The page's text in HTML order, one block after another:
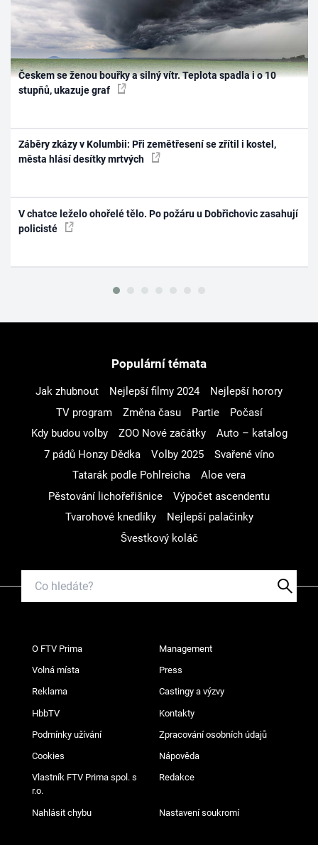
Českem se ženou bouřky a silný vítr. Teplota spadla i o 10
stupňů, ukazuje graf
Záběry zkázy v Kolumbii: Při zemětřesení se zřítil i kostel,
města hlásí desítky mrtvých
V chatce leželo ohořelé tělo. Po požáru u Dobřichovic zasahují
policisté
Populární témata
Jak zhubnout Nejlepší filmy 2024
Nejlepší horory
TV program
Změna času Partie
Počasí
Kdy budou volby
ZOO Nové začátky
Auto – katalog
7 pádů Honzy Dědka
Volby 2025
Svařené víno
Tatarák podle Pohlreicha
Aloe vera
Pěstování lichořeřišnice
Výpočet ascendentu
Tvarohové knedlíky
Nejlepší palačinky
Švestkový koláč
O FTV Prima Management
Volná místa Press
Reklama Castingy a výzvy
HbbTV Kontakty
Podmínky užívání Zpracování osobních údajů
Cookies Nápověda
Vlastník FTV Prima spol. s
r.o.
Redakce
Nahlásit chybu Nastavení soukromí